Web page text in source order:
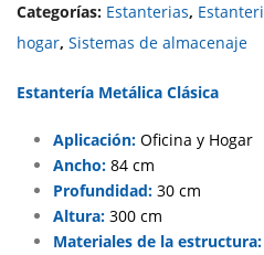
Categorías: Estanterias,
hogar, Sistemas de almacenaje
Estantería Metálica Clásica
Aplicación:Oficina y Hogar
Ancho:84 cm
Profundidad:30 cm
Altura:300 cm
Materiales de la estructura: